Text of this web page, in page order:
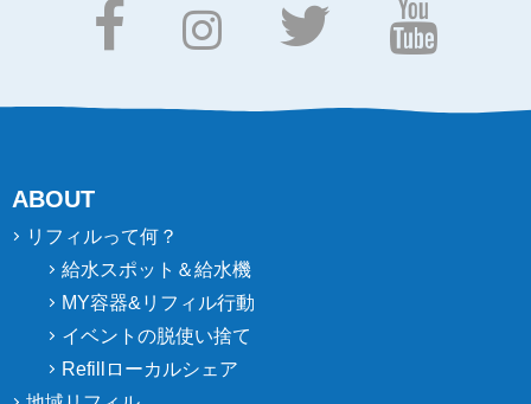
ABOUT
リフィルって何？
給水スポット＆給水機
MY容器&リフィル行動
イベントの脱使い捨て
Refillローカルシェア